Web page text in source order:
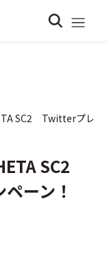
SC2 Twitterプレ
SC2
ーン！